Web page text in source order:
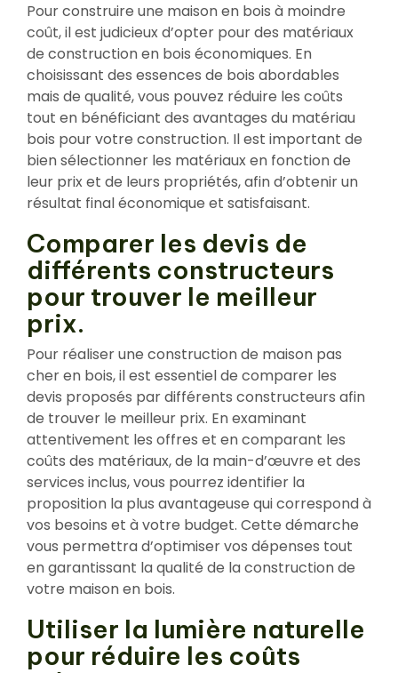
Pour construire une maison en bois à moindre
coût, il est judicieux d’opter pour des matériaux
de construction en bois économiques. En
choisissant des essences de bois abordables
mais de qualité, vous pouvez réduire les coûts
tout en bénéficiant des avantages du matériau
bois pour votre construction. Il est important de
bien sélectionner les matériaux en fonction de
leur prix et de leurs propriétés, afin d’obtenir un
résultat final économique et satisfaisant.
Comparer les devis de
différents constructeurs
pour trouver le meilleur
prix.
Pour réaliser une construction de maison pas
cher en bois, il est essentiel de comparer les
devis proposés par différents constructeurs afin
de trouver le meilleur prix. En examinant
attentivement les offres et en comparant les
coûts des matériaux, de la main-d’œuvre et des
services inclus, vous pourrez identifier la
proposition la plus avantageuse qui correspond à
vos besoins et à votre budget. Cette démarche
vous permettra d’optimiser vos dépenses tout
en garantissant la qualité de la construction de
votre maison en bois.
Utiliser la lumière naturelle
pour réduire les coûts